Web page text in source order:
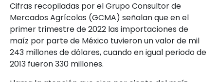
Cifras recopiladas por el Grupo Consultor de
Mercados Agrícolas (GCMA) señalan que en el
primer trimestre de 2022 las importaciones de
maíz por parte de México tuvieron un valor de mil
243 millones de dólares, cuando en igual periodo de
2013 fueron 330 millones.